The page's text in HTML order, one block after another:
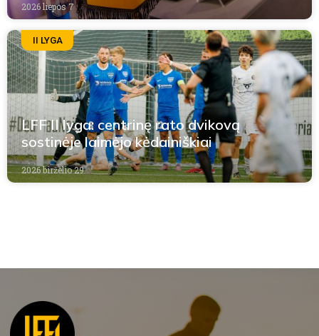
2026 liepos 7
II LYGA
LFF II lyga: centrinę rato dvikovą
sostinėje laimėjo kėdainiškiai
2026 birželio 29